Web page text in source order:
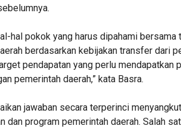
hal pokok yang harus dipahami bersama
berdasarkan kebijakan transfer dari
pendapatan yang perlu mendapatkan
pemerintah daerah,” kata Basra.
jawaban secara terperinci
program pemerintah daerah. Salah